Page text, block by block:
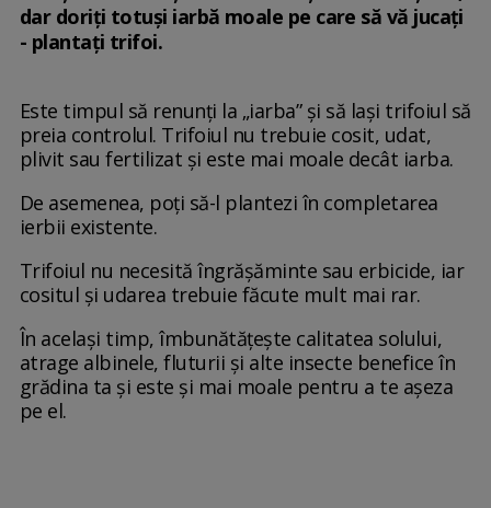
dar doriți totuși iarbă moale pe care să vă jucați
- plantați trifoi.
Este timpul să renunți la „iarba” și să lași trifoiul să
preia controlul. Trifoiul nu trebuie cosit, udat,
plivit sau fertilizat și este mai moale decât iarba.
De asemenea, poți să-l plantezi în completarea
ierbii existente.
Trifoiul nu necesită îngrășăminte sau erbicide, iar
cositul și udarea trebuie făcute mult mai rar.
În același timp, îmbunătățește calitatea solului,
atrage albinele, fluturii și alte insecte benefice în
grădina ta și este și mai moale pentru a te așeza
pe el.